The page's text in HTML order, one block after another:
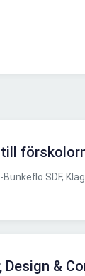
SDF,
Design &